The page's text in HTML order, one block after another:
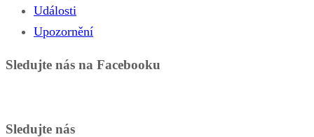
Události
Upozornění
Sledujte nás na Facebooku
Sledujte nás